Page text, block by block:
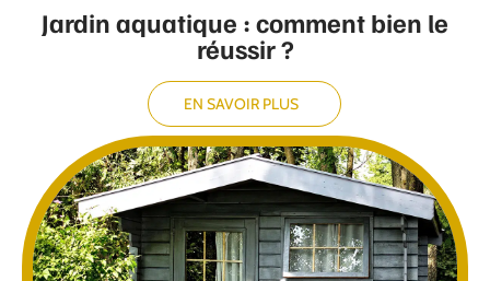
Jardin aquatique : comment bien le
réussir ?
EN SAVOIR PLUS